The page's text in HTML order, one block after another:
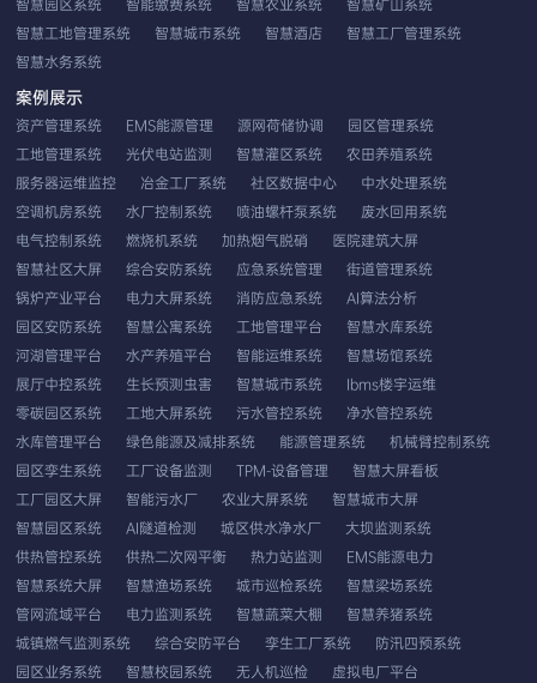
智慧园区系统 智能缴费系统 智慧农业系统
智慧矿山系统
智慧工地管理系统
智慧城市系统 智慧酒店
智慧工厂管理系统
智慧水务系统
案例展示
资产管理系统 EMS能源管理 源网荷储协调
园区管理系统
工地管理系统
光伏电站监测 智慧灌区系统
农田养殖系统
服务器运维监控
冶金工厂系统 社区数据中心
中水处理系统
空调机房系统
水厂控制系统 喷油螺杆泵系统
废水回用系统
电气控制系统
燃烧机系统 加热烟气脱硝
医院建筑大屏
智慧社区大屏
综合安防系统 应急系统管理
街道管理系统
锅炉产业平台
电力大屏系统 消防应急系统
AI算法分析
园区安防系统
智慧公寓系统 工地管理平台
智慧水库系统
河湖管理平台
水产养殖平台 智能运维系统
智慧场馆系统
展厅中控系统
生长预测虫害 智慧城市系统
Ibms楼宇运维
零碳园区系统
工地大屏系统 污水管控系统
净水管控系统
水库管理平台
绿色能源及减排系统 能源管理系统
机械臂控制系统
园区孪生系统
工厂设备监测 TPM-设备管理
智慧大屏看板
工厂园区大屏
智能污水厂 农业大屏系统
智慧城市大屏
智慧园区系统
AI隧道检测 城区供水净水厂
大坝监测系统
供热管控系统
供热二次网平衡 热力站监测
EMS能源电力
智慧系统大屏
智慧渔场系统 城市巡检系统
智慧梁场系统
管网流域平台
电力监测系统 智慧蔬菜大棚
智慧养猪系统
城镇燃气监测系统
综合安防平台 孪生工厂系统
防汛四预系统
园区业务系统
智慧校园系统 无人机巡检
虚拟电厂平台